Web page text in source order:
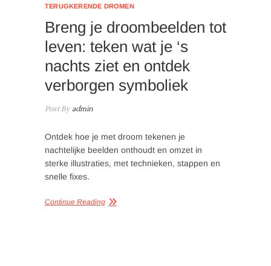
TERUGKERENDE DROMEN
Breng je droombeelden tot
leven: teken wat je ‘s
nachts ziet en ontdek
verborgen symboliek
Post Byadmin
Ontdek hoe je met droom tekenen je
nachtelijke beelden onthoudt en omzet in
sterke illustraties, met technieken, stappen en
snelle fixes.
Continue Reading